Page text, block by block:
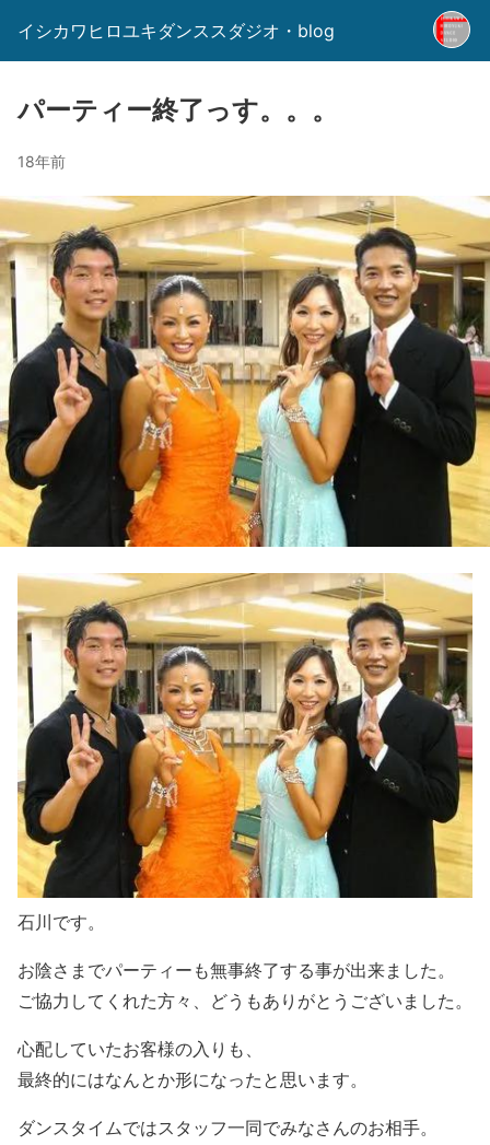
イシカワヒロユキダンススダジオ・blog
パーティー終了っす。。。
18年前
石川です。
お陰さまでパーティーも無事終了する事が出来ました。
ご協力してくれた方々、どうもありがとうございました。
心配していたお客様の入りも、
最終的にはなんとか形になったと思います。
ダンスタイムではスタッフ一同でみなさんのお相手。